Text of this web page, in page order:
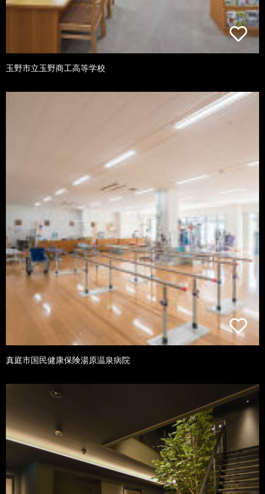
玉野市立玉野商工高等学校
真庭市国民健康保険湯原温泉病院